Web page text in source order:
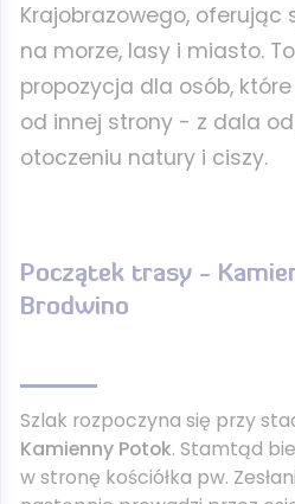
Krajobrazowego, oferując
na morze, lasy i miasto.
propozycja dla osób,
od innej strony - z dala
otoczeniu natury i ciszy.
Początek trasy -
Brodwino
Szlak rozpoczyna się przy
Kamienny Potok. Stamtąd
w stronę kościółka pw.